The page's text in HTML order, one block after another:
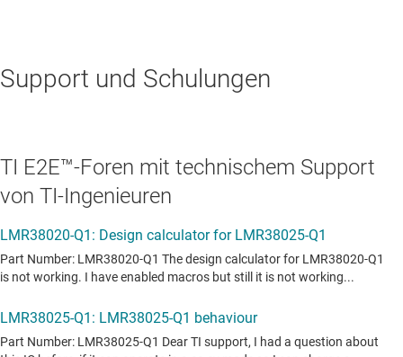
Support und Schulungen
TI E2E™-Foren mit technischem Support
von TI-Ingenieuren